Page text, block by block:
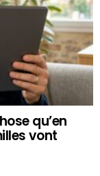
qu’en
vont